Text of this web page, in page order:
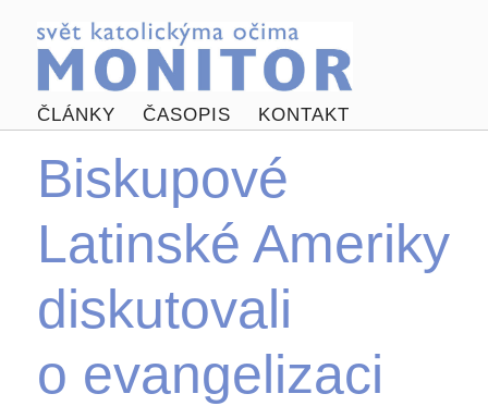
ČLÁNKY ČASOPIS KONTAKT
Biskupové
Latinské Ameriky
diskutovali
o evangelizaci